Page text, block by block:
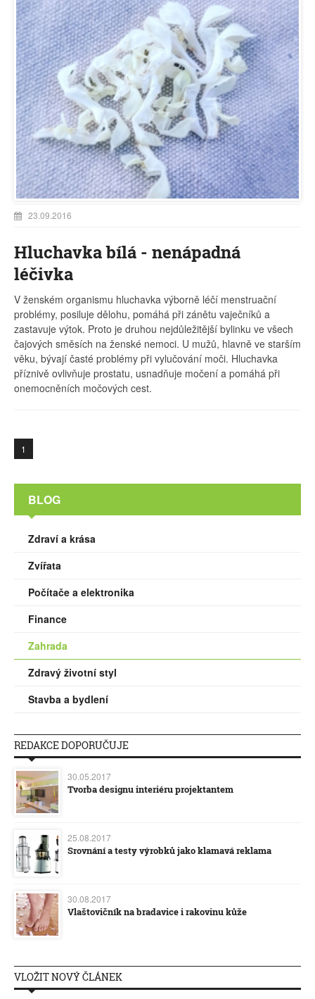
23.09.2016
Hluchavka bílá - nenápadná
léčivka
V ženském organismu hluchavka výborně léčí menstruační
problémy, posiluje dělohu, pomáhá při zánětu vaječníků a
zastavuje výtok. Proto je druhou nejdůležitější bylinku ve všech
čajových směsích na ženské nemoci. U mužů, hlavně ve starším
věku, bývají časté problémy při vylučování moči. Hluchavka
příznivě ovlivňuje prostatu, usnadňuje močení a pomáhá při
onemocněních močových cest.
1
BLOG
Zdraví a krása
Zvířata
Počítače a elektronika
Finance
Zahrada
Zdravý životní styl
Stavba a bydlení
REDAKCE DOPORUČUJE
30.05.2017
Tvorba designu interiéru projektantem
25.08.2017
Srovnání a testy výrobků jako klamavá reklama
30.08.2017
Vlaštovičník na bradavice i rakovinu kůže
VLOŽIT NOVÝ ČLÁNEK